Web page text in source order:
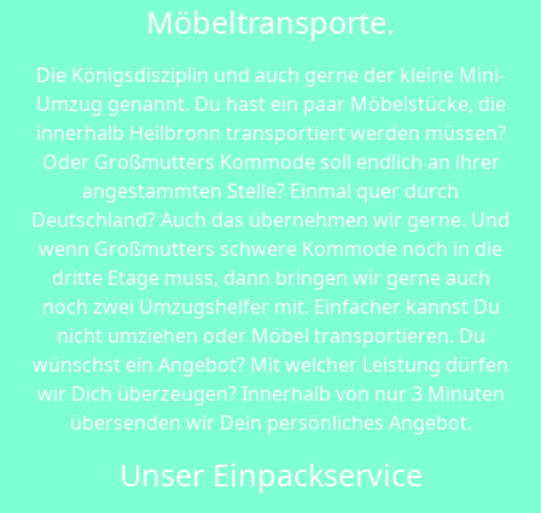
Möbeltransporte.
Die Königsdisziplin und auch gerne der kleine Mini-
Umzug genannt. Du hast ein paar Möbelstücke, die
innerhalb Heilbronn transportiert werden müssen?
Oder Großmutters Kommode soll endlich an ihrer
angestammten Stelle? Einmal quer durch
Deutschland? Auch das übernehmen wir gerne. Und
wenn Großmutters schwere Kommode noch in die
dritte Etage muss, dann bringen wir gerne auch
noch zwei Umzugshelfer mit. Einfacher kannst Du
nicht umziehen oder Möbel transportieren. Du
wünschst ein Angebot? Mit welcher Leistung dürfen
wir Dich überzeugen? Innerhalb von nur 3 Minuten
übersenden wir Dein persönliches Angebot.
Unser Einpackservice